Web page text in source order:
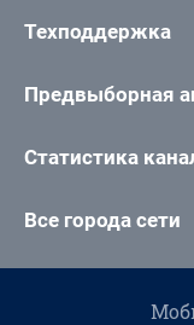
Техподдержка
Предвыборная
Статистика
Все города сети